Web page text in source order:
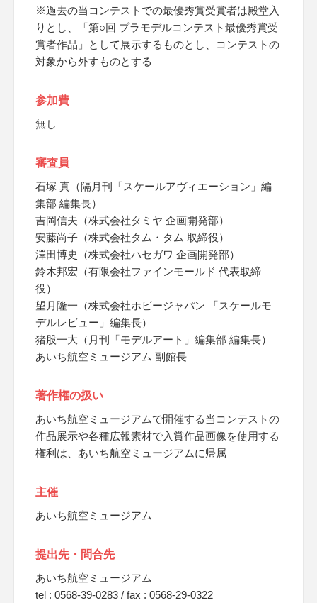
※過去の当コンテストでの最優秀賞受賞者は殿堂入
りとし、「第○回 プラモデルコンテスト最優秀賞受
賞者作品」として展示するものとし、コンテストの
対象から外すものとする
参加費
無し
審査員
石塚 真（隔月刊「スケールアヴィエーション」編
集部 編集長）
吉岡信夫（株式会社タミヤ 企画開発部）
安藤尚子（株式会社タム・タム 取締役）
澤田博史（株式会社ハセガワ 企画開発部）
鈴木邦宏（有限会社ファインモールド 代表取締
役）
望月隆一（株式会社ホビージャパン 「スケールモ
デルレビュー」編集長）
猪股一大（月刊「モデルアート」編集部 編集長）
あいち航空ミュージアム 副館長
著作権の扱い
あいち航空ミュージアムで開催する当コンテストの
作品展示や各種広報素材で入賞作品画像を使用する
権利は、あいち航空ミュージアムに帰属
主催
あいち航空ミュージアム
提出先・問合先
あいち航空ミュージアム
tel : 0568-39-0283 / fax : 0568-29-0322